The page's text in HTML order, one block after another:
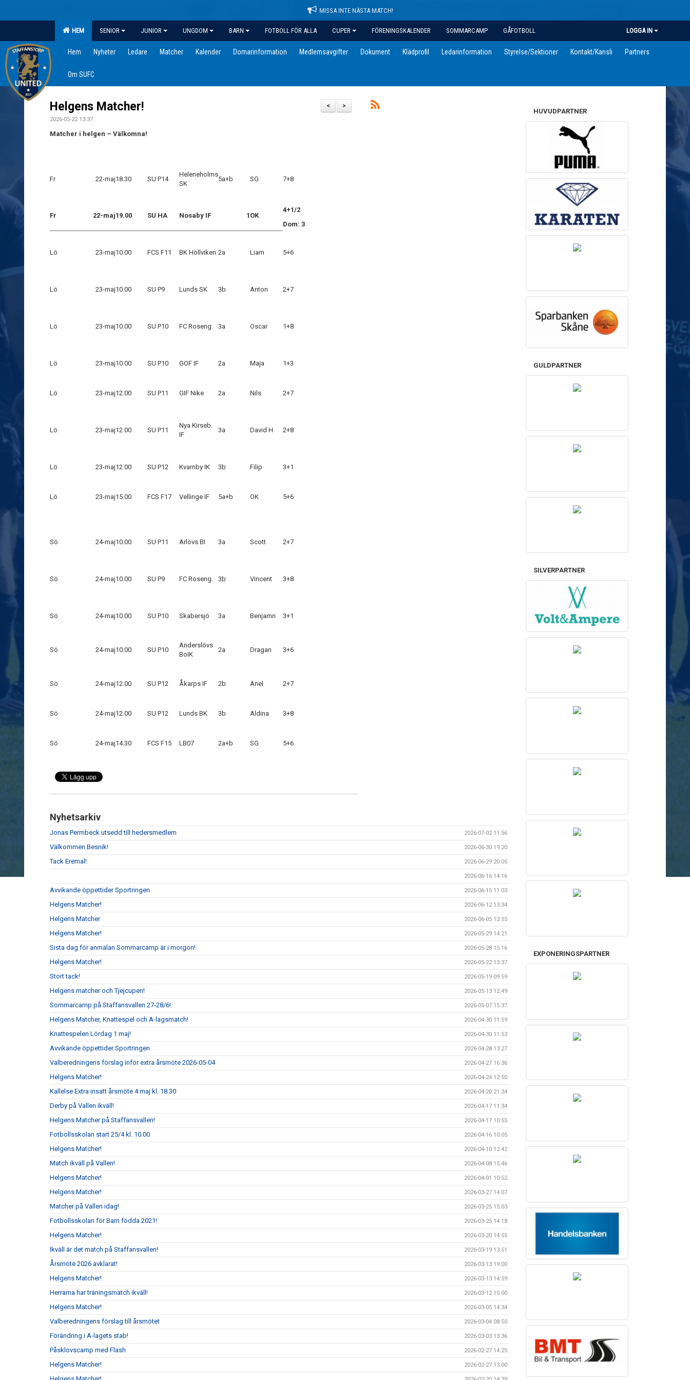
MISSA INTE NÄSTA MATCH!
HEM SENIOR JUNIOR UNGDOM BARN FOTBOLL FÖR ALLA CUPER FÖRENINGSKALENDER SOMMARCAMP GÅFOTBOLL LOGGA IN
Hem Nyheter Ledare Matcher Kalender Domarinformation Medlemsavgifter Dokument Klädprofil Ledarinformation Styrelse/Sektioner Kontakt/Kansli Partners
Om SUFC
>
<
Helgens Matcher!
2026-05-22 13:37
Matcher i helgen – Välkomna!
Fr 22-maj18.30 SU P14
Heleneholms
SK
5a+b SG 7+8
Fr 22-maj19.00 SU HA Nosaby IF 1 OK
4+1/2
Dom: 3
Lö 23-maj10.00 FCS F11 BK Höllviken 2a Liam 5+6
Lö 23-maj10.00 SU P9 Lunds SK 3b Anton 2+7
Lö 23-maj10.00 SU P10 FC Roseng. 3a Oscar 1+8
Lö 23-maj10.00 SU P10 GOF IF 2a Maja 1+3
Lö 23-maj12.00 SU P11 GIF Nike 2a Nils 2+7
Lö 23-maj12.00 SU P11
Nya Kirseb.
IF
3a David H 2+8
Lö 23-maj12.00 SU P12 Kvarnby IK 3b Filip 3+1
Lö 23-maj15.00 FCS F17 Vellinge IF 5a+b OK 5+6
Sö 24-maj10.00 SU P11 Arlövs BI 3a Scott 2+7
Sö 24-maj10.00 SU P9 FC Roseng. 3b Vincent 3+8
Sö 24-maj10.00 SU P10 Skabersjö 3a Benjamn 3+1
Sö 24-maj10.00 SU P10
Anderslövs
BoIK
2a Dragan 3+6
Sö 24-maj12.00 SU P12 Åkarps IF 2b Anel 2+7
Sö 24-maj12.00 SU P12 Lunds BK 3b Aldina 3+8
Sö 24-maj14.30 FCS F15 LB07 2a+b SG 5+6
Nyhetsarkiv
Jonas Permbeck utsedd till hedersmedlem 2026-07-02 11:56
Välkommen Besnik! 2026-06-30 19:20
Tack Eremal! 2026-06-29 20:05
2026-06-16 14:16
Avvikande öppettider Sportringen 2026-06-15 11:03
Helgens Matcher! 2026-06-12 13:34
Helgens Matcher 2026-06-05 12:55
Helgens Matcher! 2026-05-29 14:21
Sista dag för anmälan Sommarcamp är i morgon! 2026-05-28 15:16
Helgens Matcher! 2026-05-22 13:37
Stort tack! 2026-05-19 09:59
Helgens matcher och Tjejcupen! 2026-05-13 12:49
Sommarcamp på Staffansvallen 27-28/6! 2026-05-07 15:37
Helgens Matcher, Knattespel och A-lagsmatch! 2026-04-30 11:59
Knattespelen Lördag 1 maj! 2026-04-30 11:53
Avvikande öppettider Sportringen 2026-04-28 13:27
Valberedningens förslag inför extra årsmöte 2026-05-04 2026-04-27 16:36
Helgens Matcher! 2026-04-24 12:50
Kallelse Extra insatt årsmöte 4 maj kl. 18.30 2026-04-20 21:34
Derby på Vallen ikväll! 2026-04-17 11:34
Helgens Matcher på Staffansvallen! 2026-04-17 10:55
Fotbollsskolan start 25/4 kl. 10.00 2026-04-16 10:05
Helgens Matcher! 2026-04-10 12:42
Match ikväll på Vallen! 2026-04-08 15:46
Helgens Matcher! 2026-04-01 10:52
Helgens Matcher! 2026-03-27 14:07
Matcher på Vallen idag! 2026-03-25 15:03
Fotbollsskolan för Barn födda 2021! 2026-03-25 14:18
Helgens Matcher! 2026-03-20 14:55
Ikväll är det match på Staffansvallen! 2026-03-19 13:51
Årsmöte 2026 avklarat! 2026-03-13 19:00
Helgens Matcher! 2026-03-13 14:59
Herrarna har träningsmatch ikväll! 2026-03-12 15:00
Helgens Matcher! 2026-03-05 14:34
Valberedningens förslag till årsmötet 2026-03-04 08:50
Förändring i A-lagets stab! 2026-03-03 13:36
Påsklovscamp med Flash 2026-02-27 14:25
Helgens Matcher! 2026-02-27 13:00
HUVUDPARTNER
GULDPARTNER
SILVERPARTNER
EXPONERINGSPARTNER